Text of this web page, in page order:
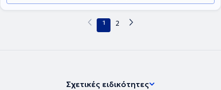
1 2
Σχετικές ειδικότητες